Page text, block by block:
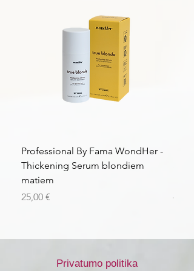
Professional By Fama WondHer -
Thickening Serum blondiem
matiem
Kaina
25,00 €
Kaina
43,56
Privatumo politika